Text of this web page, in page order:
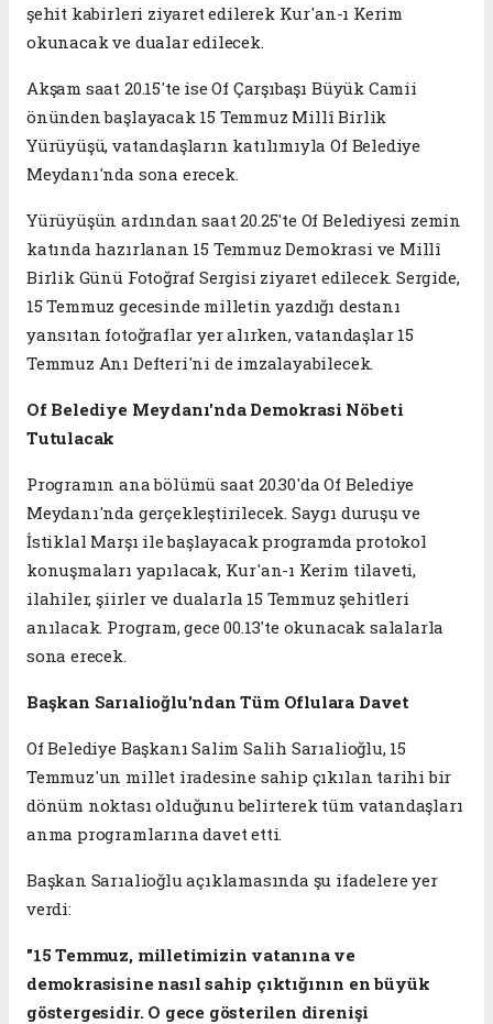
şehit kabirleri ziyaret edilerek Kur'an-ı Kerim
okunacak ve dualar edilecek.
Akşam saat 20.15'te ise Of Çarşıbaşı Büyük Camii
önünden başlayacak 15 Temmuz Millî Birlik
Yürüyüşü, vatandaşların katılımıyla Of Belediye
Meydanı'nda sona erecek.
Yürüyüşün ardından saat 20.25'te Of Belediyesi zemin
katında hazırlanan 15 Temmuz Demokrasi ve Millî
Birlik Günü Fotoğraf Sergisi ziyaret edilecek. Sergide,
15 Temmuz gecesinde milletin yazdığı destanı
yansıtan fotoğraflar yer alırken, vatandaşlar 15
Temmuz Anı Defteri'ni de imzalayabilecek.
Of Belediye Meydanı'nda Demokrasi Nöbeti
Tutulacak
Programın ana bölümü saat 20.30'da Of Belediye
Meydanı'nda gerçekleştirilecek. Saygı duruşu ve
İstiklal Marşı ile başlayacak programda protokol
konuşmaları yapılacak, Kur'an-ı Kerim tilaveti,
ilahiler, şiirler ve dualarla 15 Temmuz şehitleri
anılacak. Program, gece 00.13'te okunacak salalarla
sona erecek.
Başkan Sarıalioğlu'ndan Tüm Oflulara Davet
Of Belediye Başkanı Salim Salih Sarıalioğlu, 15
Temmuz'un millet iradesine sahip çıkılan tarihi bir
dönüm noktası olduğunu belirterek tüm vatandaşları
anma programlarına davet etti.
Başkan Sarıalioğlu açıklamasında şu ifadelere yer
verdi:
"15 Temmuz, milletimizin vatanına ve
demokrasisine nasıl sahip çıktığının en büyük
göstergesidir. O gece gösterilen direnişi